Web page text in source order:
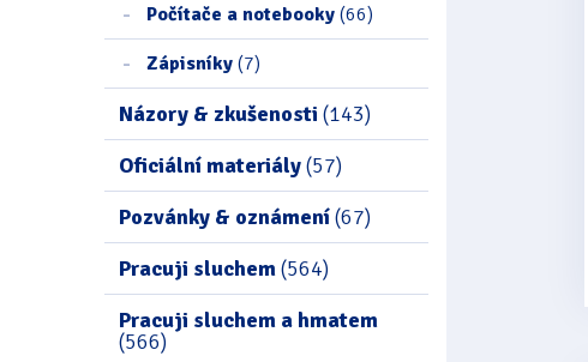
Počítače a notebooky (66)
Zápisníky (7)
Názory & zkušenosti (143)
Oficiální materiály(57)
Pozvánky & oznámení(67)
Pracuji sluchem(564)
Pracuji sluchem a hmatem
(566)